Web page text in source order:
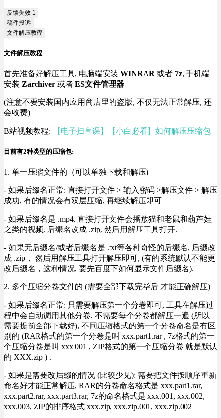
反馈失效 1
稿件投诉
文件解压教程
文件解压教程
首先准备好解压工具, 电脑端安装 WINRAR 或者 7z, 手机端
安装 Zarchiver 或者 ES文件管理器
(注意不要安装国内应用商店里的盗版, 不仅无法正常解压, 还
会收费)
B站视频教程: 【电子扫盲课】【小白必看】如何解压压缩包
目前有2种类型的压缩包:
1. 单一压缩文件的（可以单独下载和解压)
- 如果后缀名正常: 直接打开文件 > 输入密码 >解压文件 > 解压
成功, 有的情况会有双层压缩, 再继续解压即可
- 如果后缀名是 .mp4, 直接打开文件会播放猫和老鼠和葫芦娃
之类的视频, 后缀名改成 .zip, 然后用解压工具打开.
- 如果无后缀名/或者后缀名是 .txt等各种奇怪的后缀名, 后缀改
成 .zip， 然后用解压工具打开解压即可, (有的系统默认不能更
改后缀名，这种情况, 要先百度下如何显示文件后缀名).
2. 多个压缩分卷文件的 (需要全部下载完毕后 才能正确解压)
- 如果后缀名正常: 只需要解压第一个分卷即可, 工具在解压过
程中会自动调用其他分卷, 不需要每个分卷都解压一遍 (所以
需要提前全部下载好), 不同压缩格式的第一个分卷命名是有区
别的 (RAR格式的第一个分卷是叫 xxx.part1.rar , 7z格式的第一
个压缩分卷是叫 xxx.001 , ZIP格式的第一个压缩分卷 就是默认
的 XXX.zip ) .
- 如果是需要改后缀的情况 (比较少见): 需要把文件按顺序重新
命名好才能正常解压, RAR的分卷命名格式是 xxx.part1.rar,
xxx.part2.rar, xxx.part3.rar, 7z的命名格式是 xxx.001, xxx.002,
xxx.003, ZIP的排序格式 xxx.zip, xxx.zip.001, xxx.zip.002